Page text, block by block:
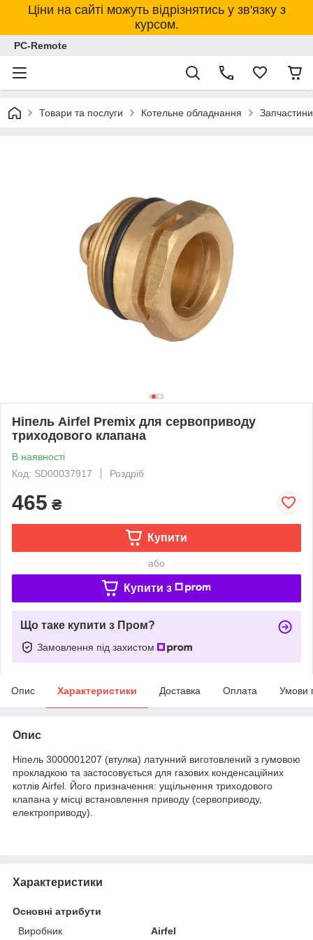
Ціни на сайті можуть відрізнятись у зв'язку з
курсом.
PC-Remote
Товари та послуги Котельне обладнання
Ніпель Airfel Premix для сервоприводу
триходового клапана
В наявності
Код: SD00037917
Роздріб
465 ₴
Купити
або
Купити з
Що таке купити з Пром?
Замовлення під захистом
Опис Характеристики Доставка Оплата Умови
Опис
Ніпель 3000001207 (втулка) латунний виготовлений з гумовою
прокладкою та застосовується для газових конденсаційних
котлів Airfel. Його призначення: ущільнення триходового
клапана у місці встановлення приводу (сервоприводу,
електроприводу).
Характеристики
Основні атрибути
Виробник
Airfel